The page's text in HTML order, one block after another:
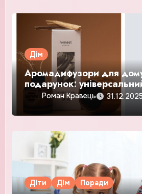
Дім
Аромадифузори для
подарунок:
ризикуРоман Кравець 31.12.2025
Діти Дім Поради